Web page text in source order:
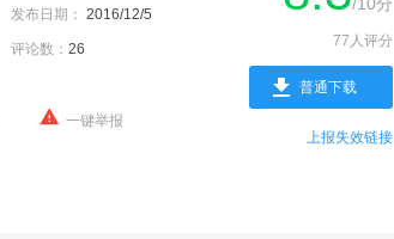
发布日期： 2016/12/5
评论数： 26
一键举报
77人评分
普通下载
上报失效链接